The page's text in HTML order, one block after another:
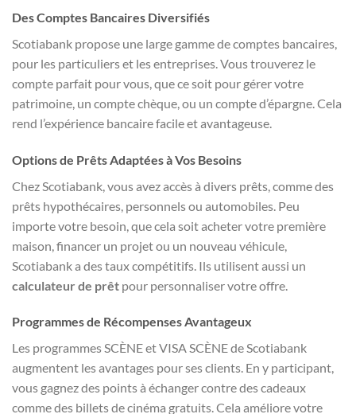
Des Comptes Bancaires Diversifiés
Scotiabank propose une large gamme de comptes bancaires,
pour les particuliers et les entreprises. Vous trouverez le
compte parfait pour vous, que ce soit pour gérer votre
patrimoine, un compte chèque, ou un compte d’épargne. Cela
rend l’expérience bancaire facile et avantageuse.
Options de Prêts Adaptées à Vos Besoins
Chez Scotiabank, vous avez accès à divers prêts, comme des
prêts hypothécaires, personnels ou automobiles. Peu
importe votre besoin, que cela soit acheter votre première
maison, financer un projet ou un nouveau véhicule,
Scotiabank a des taux compétitifs. Ils utilisent aussi un
calculateur de prêt pour personnaliser votre offre.
Programmes de Récompenses Avantageux
Les programmes SCÈNE et VISA SCÈNE de Scotiabank
augmentent les avantages pour ses clients. En y participant,
vous gagnez des points à échanger contre des cadeaux
comme des billets de cinéma gratuits. Cela améliore votre